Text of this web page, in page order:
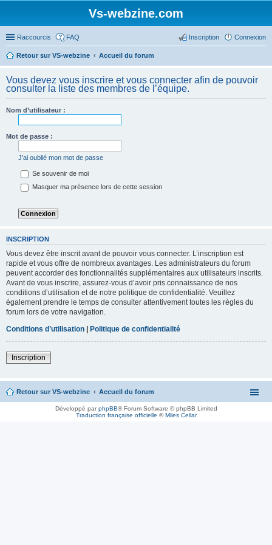
Vs-webzine.com
Raccourcis FAQ Connexion
Inscription
Retour sur VS-webzine Accueil du forum
Vous devez vous inscrire et vous connecter afin de pouvoir
consulter la liste des membres de l’équipe.
Nom d’utilisateur :
Mot de passe :
J’ai oublié mon mot de passe
Se souvenir de moi
Masquer ma présence lors de cette session
INSCRIPTION
Vous devez être inscrit avant de pouvoir vous connecter. L’inscription est
rapide et vous offre de nombreux avantages. Les administrateurs du forum
peuvent accorder des fonctionnalités supplémentaires aux utilisateurs inscrits.
Avant de vous inscrire, assurez-vous d’avoir pris connaissance de nos
conditions d’utilisation et de notre politique de confidentialité. Veuillez
également prendre le temps de consulter attentivement toutes les règles du
forum lors de votre navigation.
Conditions d’utilisation | Politique de confidentialité
Inscription
Retour sur VS-webzine Accueil du forum
Développé parphpBB® Forum Software © phpBB Limited
Traduction française officielle ©Miles Cellar